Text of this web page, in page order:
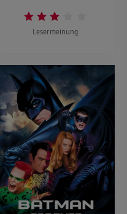
Lesermeinung